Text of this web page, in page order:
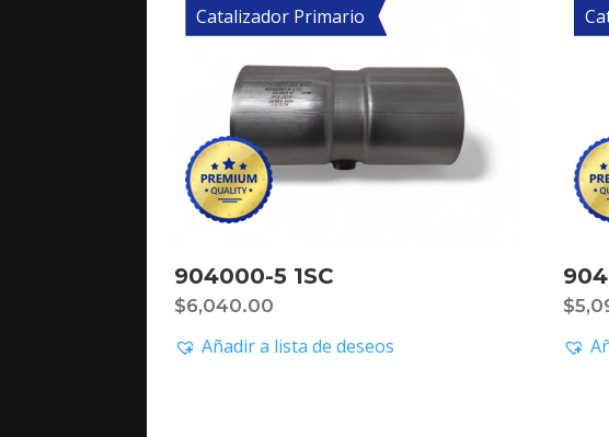
Catalizador Primario
904000-5 1SC
$6,040.00
Añadir a lista de deseos
$